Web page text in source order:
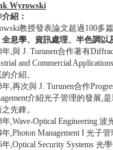
Wyrowski
紹：
教授發表論文超過100多
全息學、資訊處理、半色調以
年,與 J. Turunen合作著有
and Commercial
介紹。
年,再次與 J. Turunen合作
介紹光子管理的發展,
先鋒。
年,Wave-Optical Engineering
年,Photon Management I 光子
年,Optical Security Systems 光